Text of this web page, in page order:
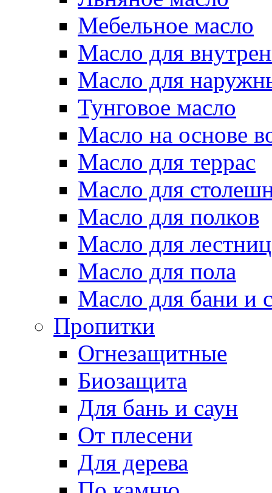
Мебельное масло
Масло для
Масло для
Тунговое масло
Масло на основе
Масло для террас
Масло для
Масло для полков
Масло для лестниц
Масло для пола
Масло для бани и
Пропитки
Огнезащитные
Биозащита
Для бань и саун
От плесени
Для дерева